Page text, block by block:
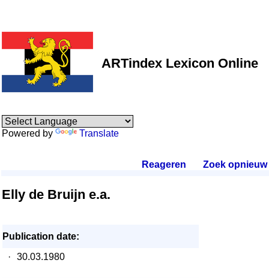
ARTindex Lexicon Online
Powered by Translate
Reageren Zoek opnieuw.
Elly de Bruijn e.a.
Publication date:
·
30.03.1980